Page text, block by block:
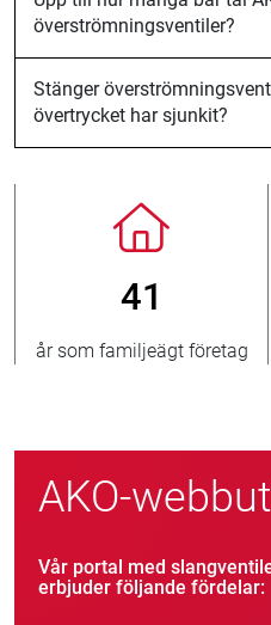
överströmningsventiler?
Stänger
övertrycket har sjunkit?
världen över nya
AKO-
Vår portal med
erbjuder följande fördelar: